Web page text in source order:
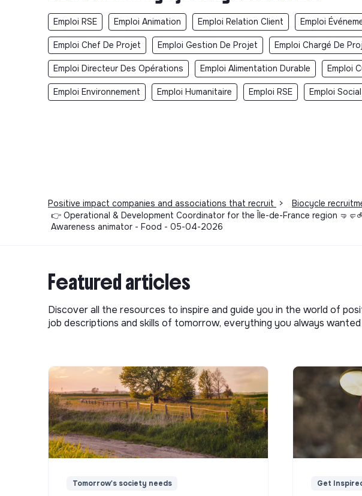
Emploi RSE Emploi Animation Emploi Relation Client Emploi
Emploi Chef De Projet Emploi Gestion De Projet Emploi Chargé De
Emploi Directeur Des Opérations Emploi Alimentation Durable Emploi
Emploi Environnement Emploi Humanitaire Emploi RSE Emploi Social
Positive impact companies and associations that recruit > Biocycle
👉 Operational & Development Coordinator for the Île-de-France region
Awareness animator - Food - 05-04-2026
Featured articles
Discover all the resources to inspire and guide you in the world of
job descriptions and skills of tomorrow, everything you always
Tomorrow's society needs Get